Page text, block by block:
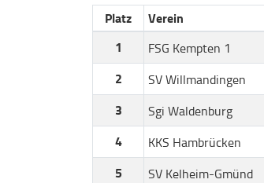
Platz Verein
1
FSG Kempten 1
2 SV Willmandingen
3 Sgi Waldenburg
4 KKS Hambrücken
5 SV Kelheim-Gmünd